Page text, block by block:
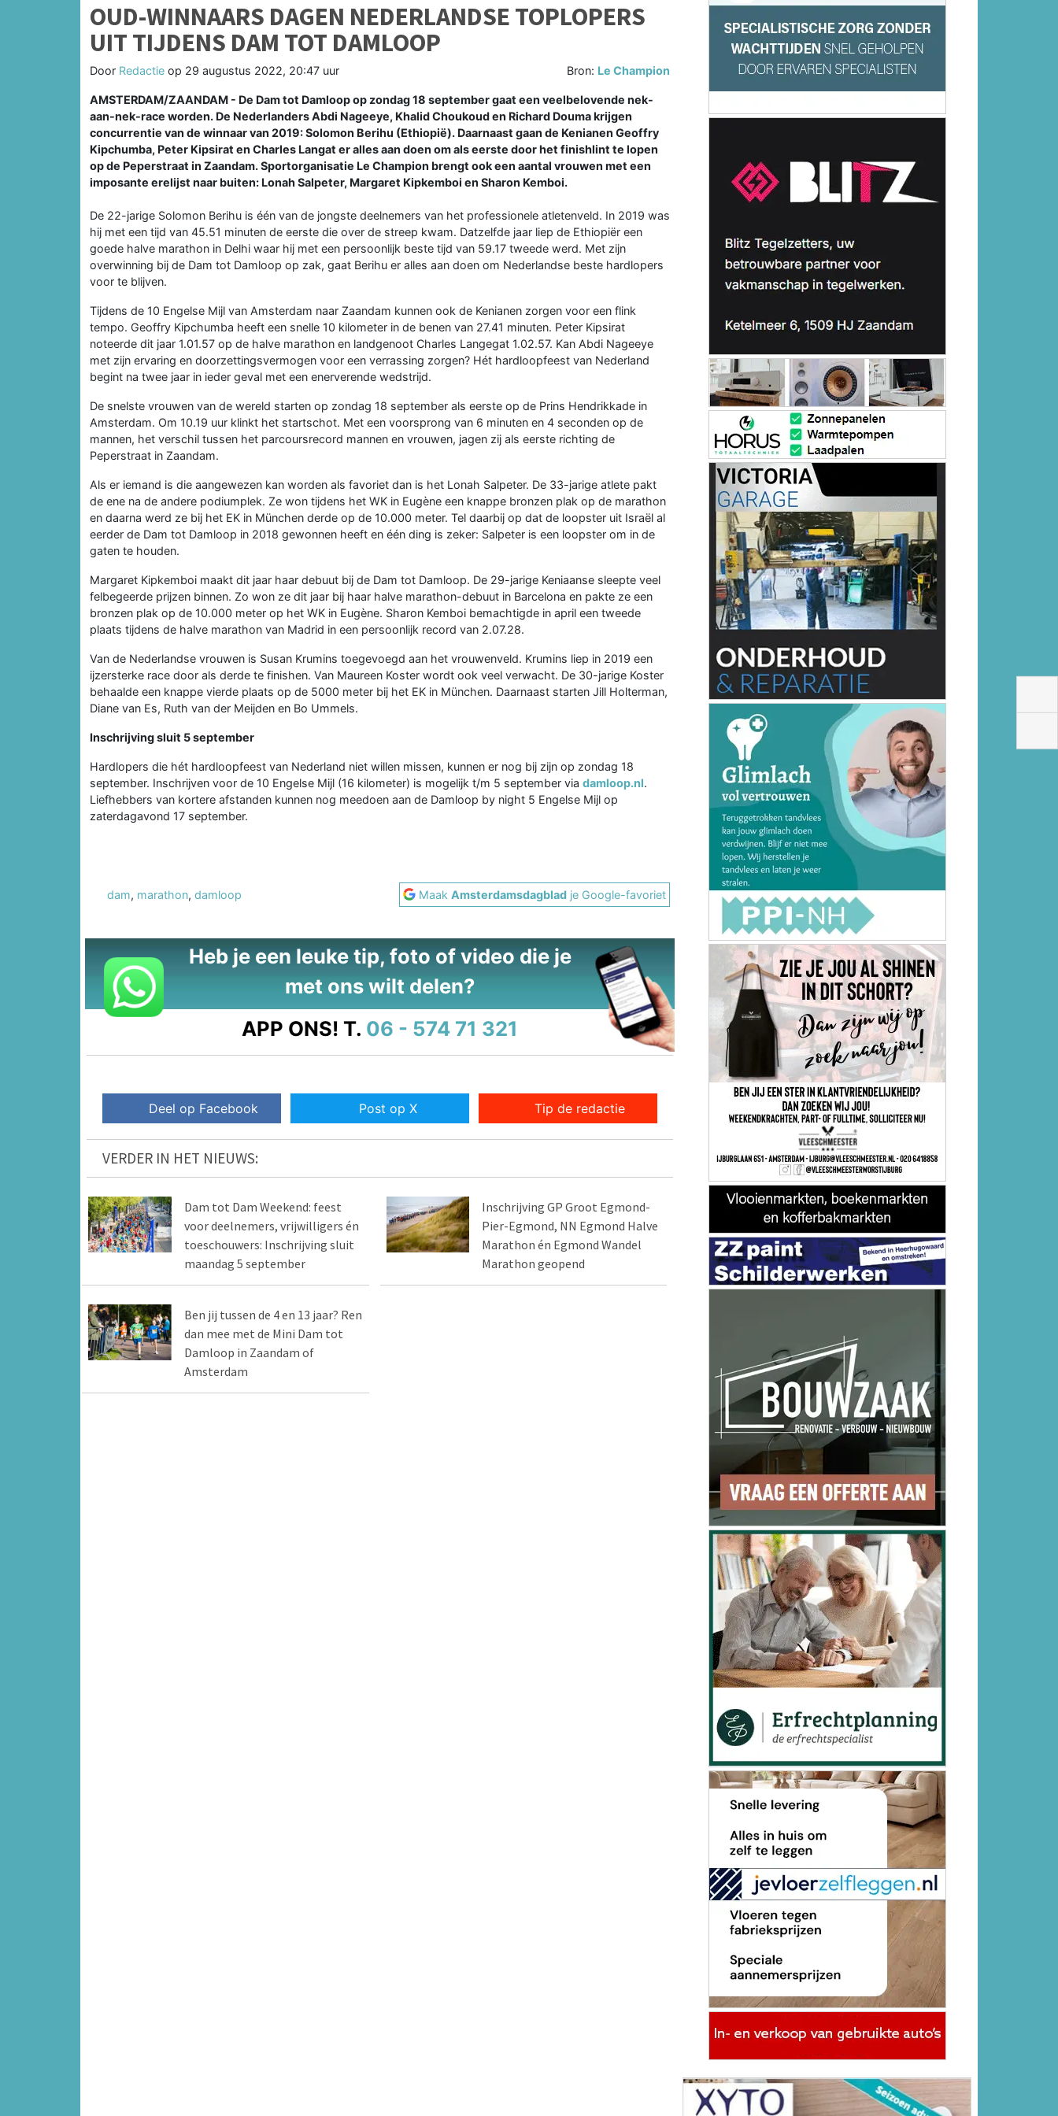
OUD-WINNAARS DAGEN NEDERLANDSE TOPLOPERS
UIT TIJDENS DAM TOT DAMLOOP
Door Redactie op 29 augustus 2022, 20:47 uur Bron: Le Champion
AMSTERDAM/ZAANDAM - De Dam tot Damloop op zondag 18 september gaat een veelbelovende nek-
aan-nek-race worden. De Nederlanders Abdi Nageeye, Khalid Choukoud en Richard Douma krijgen
concurrentie van de winnaar van 2019: Solomon Berihu (Ethiopië). Daarnaast gaan de Kenianen Geoffry
Kipchumba, Peter Kipsirat en Charles Langat er alles aan doen om als eerste door het finishlint te lopen
op de Peperstraat in Zaandam. Sportorganisatie Le Champion brengt ook een aantal vrouwen met een
imposante erelijst naar buiten: Lonah Salpeter, Margaret Kipkemboi en Sharon Kemboi.
De 22-jarige Solomon Berihu is één van de jongste deelnemers van het professionele atletenveld. In 2019 was
hij met een tijd van 45.51 minuten de eerste die over de streep kwam. Datzelfde jaar liep de Ethiopiër een
goede halve marathon in Delhi waar hij met een persoonlijk beste tijd van 59.17 tweede werd. Met zijn
overwinning bij de Dam tot Damloop op zak, gaat Berihu er alles aan doen om Nederlandse beste hardlopers
voor te blijven.
Tijdens de 10 Engelse Mijl van Amsterdam naar Zaandam kunnen ook de Kenianen zorgen voor een flink
tempo. Geoffry Kipchumba heeft een snelle 10 kilometer in de benen van 27.41 minuten. Peter Kipsirat
noteerde dit jaar 1.01.57 op de halve marathon en landgenoot Charles Langegat 1.02.57. Kan Abdi Nageeye
met zijn ervaring en doorzettingsvermogen voor een verrassing zorgen? Hét hardloopfeest van Nederland
begint na twee jaar in ieder geval met een enerverende wedstrijd.
De snelste vrouwen van de wereld starten op zondag 18 september als eerste op de Prins Hendrikkade in
Amsterdam. Om 10.19 uur klinkt het startschot. Met een voorsprong van 6 minuten en 4 seconden op de
mannen, het verschil tussen het parcoursrecord mannen en vrouwen, jagen zij als eerste richting de
Peperstraat in Zaandam.
Als er iemand is die aangewezen kan worden als favoriet dan is het Lonah Salpeter. De 33-jarige atlete pakt
de ene na de andere podiumplek. Ze won tijdens het WK in Eugène een knappe bronzen plak op de marathon
en daarna werd ze bij het EK in München derde op de 10.000 meter. Tel daarbij op dat de loopster uit Israël al
eerder de Dam tot Damloop in 2018 gewonnen heeft en één ding is zeker: Salpeter is een loopster om in de
gaten te houden.
Margaret Kipkemboi maakt dit jaar haar debuut bij de Dam tot Damloop. De 29-jarige Keniaanse sleepte veel
felbegeerde prijzen binnen. Zo won ze dit jaar bij haar halve marathon-debuut in Barcelona en pakte ze een
bronzen plak op de 10.000 meter op het WK in Eugène. Sharon Kemboi bemachtigde in april een tweede
plaats tijdens de halve marathon van Madrid in een persoonlijk record van 2.07.28.
Van de Nederlandse vrouwen is Susan Krumins toegevoegd aan het vrouwenveld. Krumins liep in 2019 een
ijzersterke race door als derde te finishen. Van Maureen Koster wordt ook veel verwacht. De 30-jarige Koster
behaalde een knappe vierde plaats op de 5000 meter bij het EK in München. Daarnaast starten Jill Holterman,
Diane van Es, Ruth van der Meijden en Bo Ummels.
Inschrijving sluit 5 september
Hardlopers die hét hardloopfeest van Nederland niet willen missen, kunnen er nog bij zijn op zondag 18
september. Inschrijven voor de 10 Engelse Mijl (16 kilometer) is mogelijk t/m 5 september via damloop.nl.
Liefhebbers van kortere afstanden kunnen nog meedoen aan de Damloop by night 5 Engelse Mijl op
zaterdagavond 17 september.
dam, marathon, damloop MaakAmsterdamsdagblad je Google-favoriet
Heb je een leuke tip, foto of video die je
met ons wilt delen?
APP ONS! T. 06 - 574 71 321
Deel op Facebook Post op X Tip de redactie
VERDER IN HET NIEUWS:
Dam tot Dam Weekend: feest
voor deelnemers, vrijwilligers én
toeschouwers: Inschrijving sluit
maandag 5 september
Inschrijving GP Groot Egmond-
Pier-Egmond, NN Egmond Halve
Marathon én Egmond Wandel
Marathon geopend
Ben jij tussen de 4 en 13 jaar? Ren
dan mee met de Mini Dam tot
Damloop in Zaandam of
Amsterdam